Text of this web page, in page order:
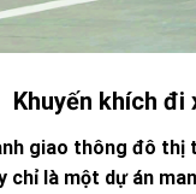
Khuyến khích
giao thông đô
chỉ là một dự án